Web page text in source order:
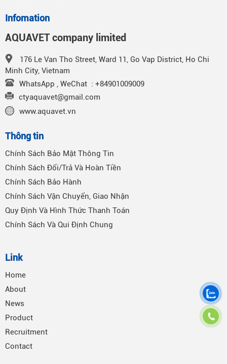
Infomation
AQUAVET company limited
176 Le Van Tho Street, Ward 11, Go Vap District, Ho Chi
Minh City, Vietnam
WhatsApp , WeChat : +84901009009
ctyaquavet@gmail.com
www.aquavet.vn
Thông tin
Chính Sách Bảo Mật Thông Tin
Chính Sách Đổi/Trả Và Hoàn Tiền
Chính Sách Bảo Hành
Chính Sách Vận Chuyển, Giao Nhận
Quy Định Và Hình Thức Thanh Toán
Chính Sách Và Qui Định Chung
Link
Home
About
News
Product
Recruitment
Contact